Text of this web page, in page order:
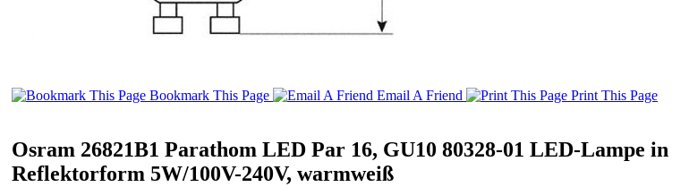
Bookmark This Page Email A Friend Print This Page
Osram 26821B1 Parathom LED Par 16, GU10 80328-01 LED-Lampe in
Reflektorform 5W/100V-240V, warmweiß